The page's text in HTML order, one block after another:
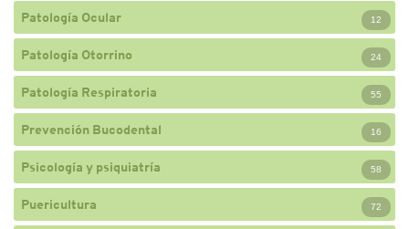
Patología Ocular 12
Patología Otorrino 24
Patología Respiratoria 55
Prevención Bucodental 16
Psicología y psiquiatría 58
Puericultura 72